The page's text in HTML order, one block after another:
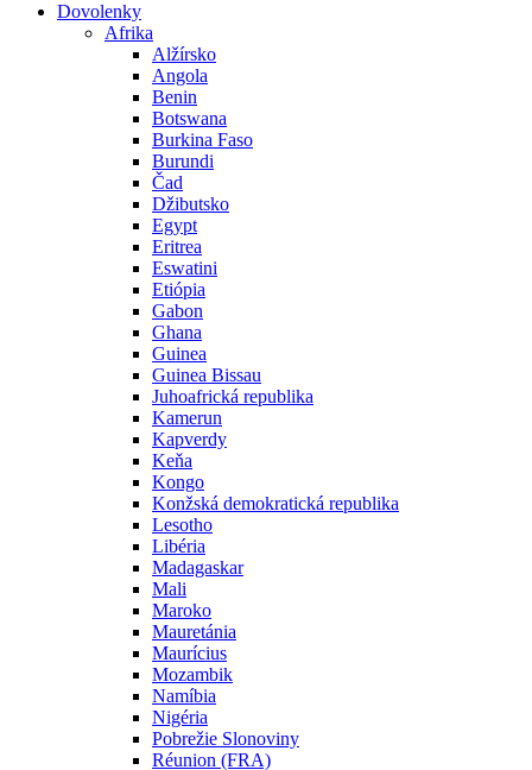
Dovolenky
Afrika
Alžírsko
Angola
Benin
Botswana
Burkina Faso
Burundi
Čad
Džibutsko
Egypt
Eritrea
Eswatini
Etiópia
Gabon
Ghana
Guinea
Guinea Bissau
Juhoafrická republika
Kamerun
Kapverdy
Keňa
Kongo
Konžská demokratická republika
Lesotho
Libéria
Madagaskar
Mali
Maroko
Mauretánia
Maurícius
Mozambik
Namíbia
Nigéria
Pobrežie Slonoviny
Réunion (FRA)